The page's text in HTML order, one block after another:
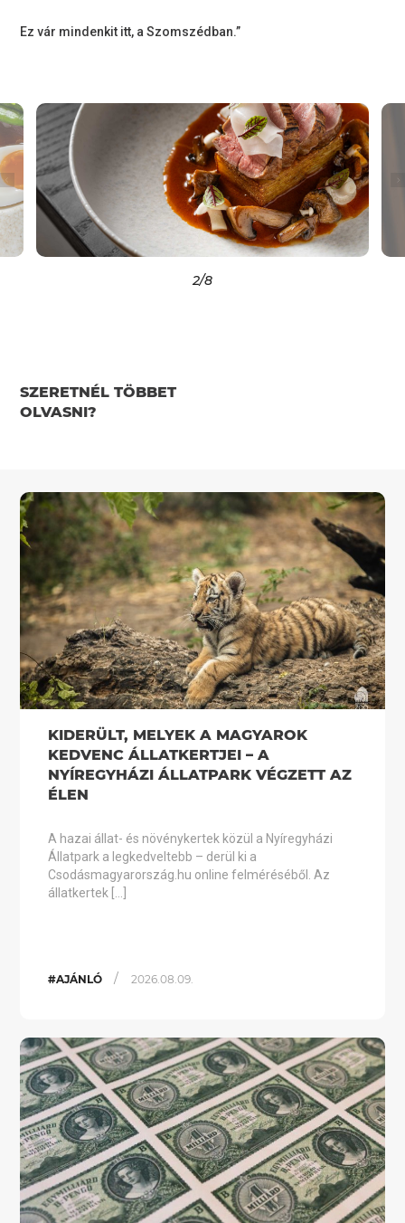
Ez vár mindenkit itt, a Szomszédban.”
2/8
SZERETNÉL TÖBBET
OLVASNI?
KIDERÜLT, MELYEK A MAGYAROK
KEDVENC ÁLLATKERTJEI – A
NYÍREGYHÁZI ÁLLATPARK VÉGZETT AZ
ÉLEN
A hazai állat- és növénykertek közül a Nyíregyházi
Állatpark a legkedveltebb – derül ki a
Csodásmagyarország.hu online felméréséből. Az
állatkertek […]
#AJÁNLÓ / 2026.08.09.